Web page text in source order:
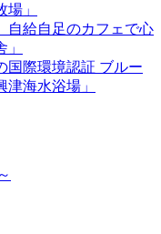
」
自給自足のカフェで心
国際環境認証 ブルー
海水浴場」